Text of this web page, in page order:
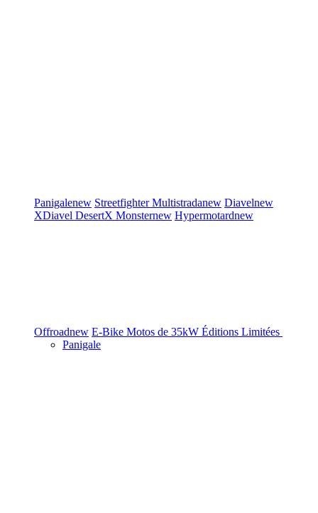
Panigalenew StreetfighterMultistradanew Diavelnew
XDiavel DesertX Monsternew Hypermotardnew
Offroadnew E-Bike Motos de 35kW Éditions Limitées
Panigale